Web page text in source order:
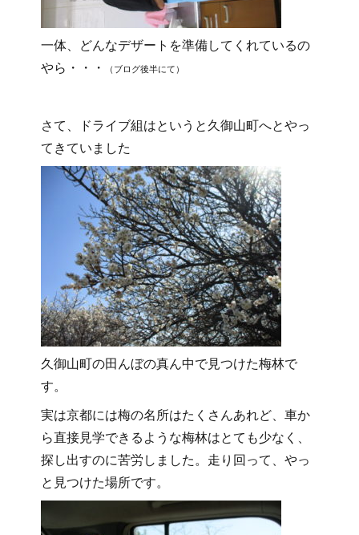
一体、どんなデザートを準備してくれているの
やら・・・
（ブログ後半にて）
さて、ドライブ組はというと久御山町へとやっ
てきていました
久御山町の田んぼの真ん中で見つけた梅林で
す。
実は京都には梅の名所はたくさんあれど、車か
ら直接見学できるような梅林はとても少なく、
探し出すのに苦労しました。走り回って、やっ
と見つけた場所です。